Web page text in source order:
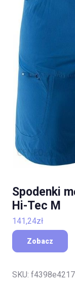
Spodenki
Hi-Tec M
141,24zł
Zobacz
SKU: